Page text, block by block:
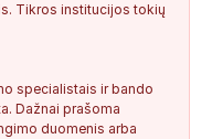
Tikros institucijos tokių
specialistais ir bando
Dažnai prašoma
duomenis arba